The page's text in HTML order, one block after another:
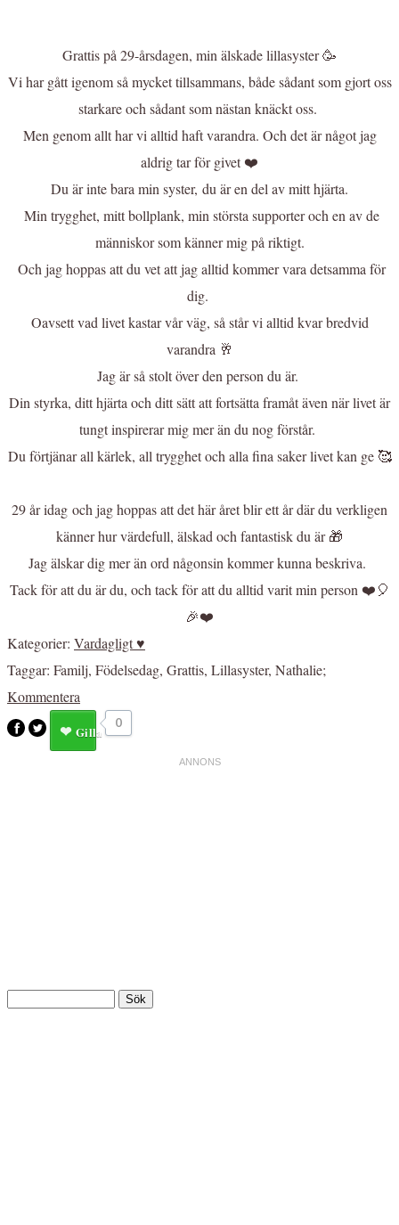
Grattis på 29-årsdagen, min älskade lillasyster 🥳
Vi har gått igenom så mycket tillsammans, både sådant som gjort oss
starkare och sådant som nästan knäckt oss.
Men genom allt har vi alltid haft varandra. Och det är något jag
aldrig tar för givet ❤️
Du är inte bara min syster, du är en del av mitt hjärta.
Min trygghet, mitt bollplank, min största supporter och en av de
människor som känner mig på riktigt.
Och jag hoppas att du vet att jag alltid kommer vara detsamma för
dig.
Oavsett vad livet kastar vår väg, så står vi alltid kvar bredvid
varandra 🥂
Jag är så stolt över den person du är.
Din styrka, ditt hjärta och ditt sätt att fortsätta framåt även när livet är
tungt inspirerar mig mer än du nog förstår.
Du förtjänar all kärlek, all trygghet och alla fina saker livet kan ge 🥰
29 år idag och jag hoppas att det här året blir ett år där du verkligen
känner hur värdefull, älskad och fantastisk du är 🎁
Jag älskar dig mer än ord någonsin kommer kunna beskriva.
Tack för att du är du, och tack för att du alltid varit min person ❤️🎈
🎉❤️
Kategorier: Vardagligt ♥
Taggar: Familj, Födelsedag, Grattis, Lillasyster, Nathalie;
Kommentera
0
Gilla